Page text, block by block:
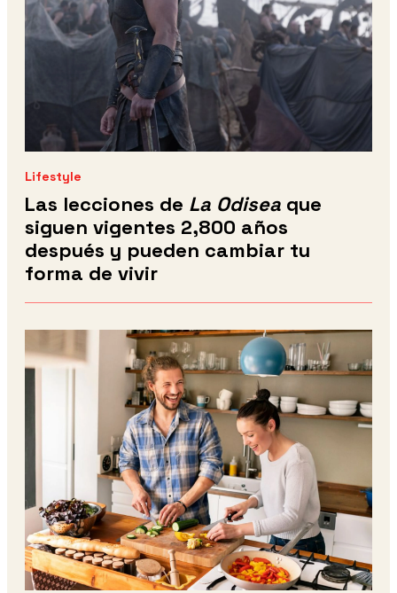
Lifestyle
Las lecciones de La Odisea que
siguen vigentes 2,800 años
después y pueden cambiar tu
forma de vivir